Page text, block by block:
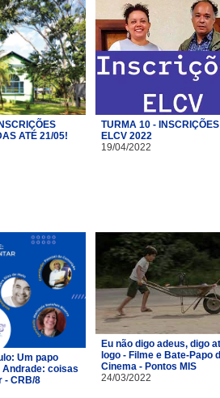
ATÉ 21/05!
TURMA 10 - INSCRIÇÕES
ELCV 2022
19/04/2022
Um papo
Andrade: coisas
- CRB/8
Eu não digo adeus, digo
logo - Filme e Bate-Papo
Cinema - Pontos MIS
24/03/2022